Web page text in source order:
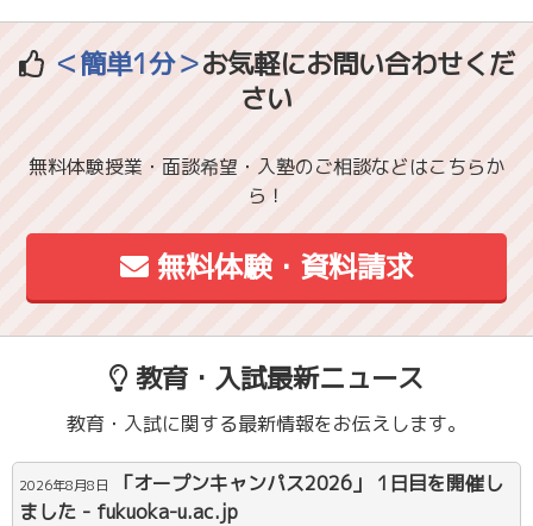
＜簡単1分＞お気軽にお問い合わせくだ
さい
無料体験授業・面談希望・入塾のご相談などはこちらか
ら！
無料体験・資料請求
教育・入試最新ニュース
教育・入試に関する最新情報をお伝えします。
2026年8月8日
「オープンキャンパス2026」 1日目を開催し
ました - fukuoka-u.ac.jp